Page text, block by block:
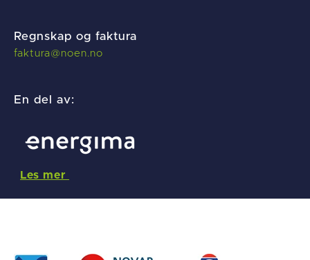
Regnskap og faktura
faktura@noen.no
En del av:
Les mer